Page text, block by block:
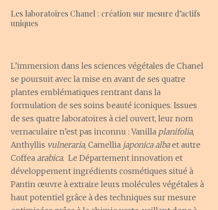
Les laboratoires Chanel : création sur mesure d’actifs
uniques
L’immersion dans les sciences végétales de Chanel
se poursuit avec la mise en avant de ses quatre
plantes emblématiques rentrant dans la
formulation de ses soins beauté iconiques. Issues
de ses quatre laboratoires à ciel ouvert, leur nom
vernaculaire n’est pas inconnu : Vanilla planifolia,
Anthyllis vulneraria, Camellia japonica albaet autre
Coffeaarabica. Le Département innovation et
développement ingrédients cosmétiques situé à
Pantin œuvre à extraire leurs molécules végétales à
haut potentiel grâce à des techniques sur mesure